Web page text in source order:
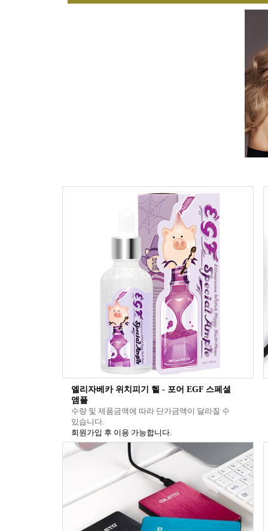
엘리자베카 위치피기 헬 - 포어 EGF 스페셜
앰플
수량 및 제품금액에 따라 단가금액이 달라질 수
있습니다.
회원가입 후 이용 가능합니다.